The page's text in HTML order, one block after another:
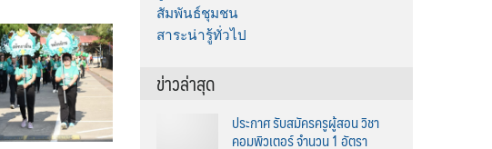
สัมพันธ์ชุมชน
สาระน่ารู้ทั่วไป
ข่าวล่าสุด
ประกาศ รับสมัครครูผู้สอน วิชา
คอมพิวเตอร์ จำนวน 1 อัตรา